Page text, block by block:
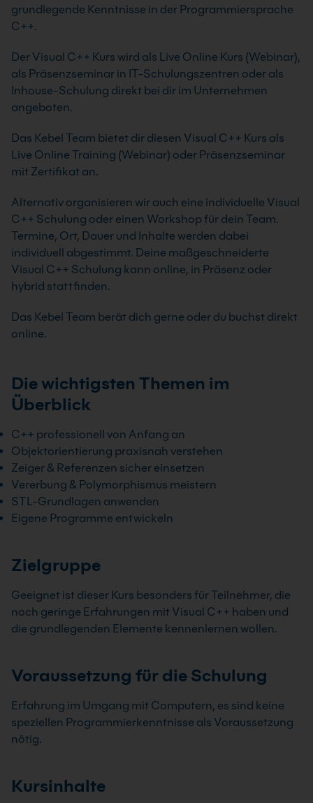
grundlegende Kenntnisse in der Programmiersprache
C++.
Der Visual C++ Kurs wird als Live Online Kurs (Webinar),
als Präsenzseminar in IT-Schulungszentren oder als
Inhouse-Schulung direkt bei dir im Unternehmen
angeboten.
Das Kebel Team bietet dir diesen Visual C++ Kurs als
Live Online Training (Webinar) oder Präsenzseminar
mit Zertifikat an.
Alternativ organisieren wir auch eine individuelle Visual
C++ Schulung oder einen Workshop für dein Team.
Termine, Ort, Dauer und Inhalte werden dabei
individuell abgestimmt. Deine maßgeschneiderte
Visual C++ Schulung kann online, in Präsenz oder
hybrid stattfinden.
Das Kebel Team berät dich gerne oder du buchst direkt
online.
Die wichtigsten Themen im
Überblick
C++ professionell von Anfang an
Objektorientierung praxisnah verstehen
Zeiger & Referenzen sicher einsetzen
Vererbung & Polymorphismus meistern
STL-Grundlagen anwenden
Eigene Programme entwickeln
Zielgruppe
Geeignet ist dieser Kurs besonders für Teilnehmer, die
noch geringe Erfahrungen mit Visual C++ haben und
die grundlegenden Elemente kennenlernen wollen.
Voraussetzung für die Schulung
Erfahrung im Umgang mit Computern, es sind keine
speziellen Programmierkenntnisse als Voraussetzung
nötig.
Kursinhalte